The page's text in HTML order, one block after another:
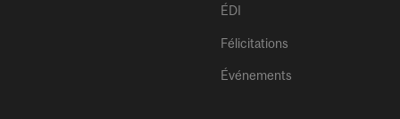
ÉDI
Félicitations
Événements